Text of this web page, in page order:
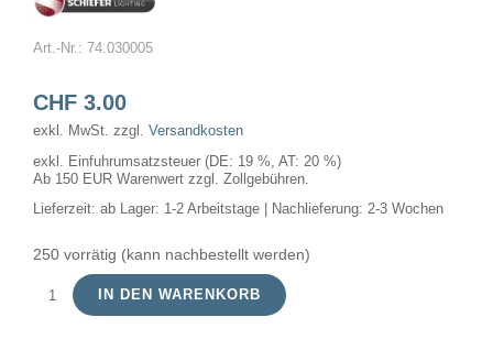
Art.-Nr.: 74.030005
CHF3.00
exkl. MwSt. zzgl. Versandkosten
exkl. Einfuhrumsatzsteuer (DE: 19 %, AT: 20 %)
Ab 150 EUR Warenwert zzgl. Zollgebühren.
Lieferzeit: ab Lager: 1-2 Arbeitstage | Nachlieferung: 2-3 Wochen
250 vorrätig (kann nachbestellt werden)
Röhrenlampe
IN DEN WARENKORB